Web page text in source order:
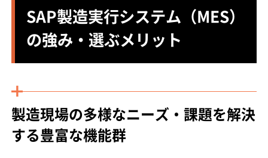
SAP製造実行システム（MES）
の強み・選ぶメリット
製造現場の多様なニーズ・課題を解決
する豊富な機能群